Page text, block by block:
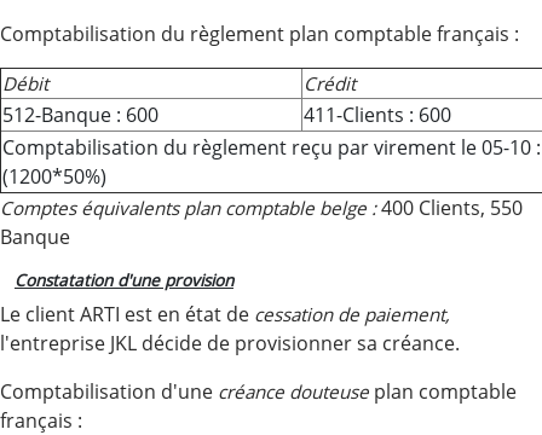
Comptabilisation du règlement plan comptable français :
Débit Crédit
512-Banque : 600
411-Clients : 600
Comptabilisation du règlement reçu par virement le 05-10 :
(1200*50%)
Comptes équivalents plan comptable belge :400 Clients, 550
Banque
Constatation d'une provision
Le client ARTI est en état de cessation de paiement,
l'entreprise JKL décide de provisionner sa créance.
Comptabilisation d'une créance douteuse plan comptable
français :